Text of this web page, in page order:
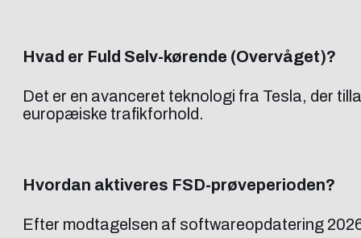
Hvad er Fuld Selv-kørende (Overvåget)?
Det er en avanceret teknologi fra Tesla, der
europæiske trafikforhold.
Hvordan aktiveres FSD-prøveperioden?
Efter modtagelsen af softwareopdatering